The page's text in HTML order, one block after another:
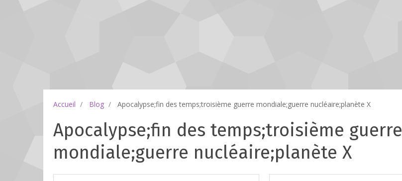
Accueil Blog Apocalypse;fin des temps;troisième guerre mondiale;guerre nucléaire;planète X
Apocalypse;fin des temps;troisième guerre
mondiale;guerre nucléaire;planète X